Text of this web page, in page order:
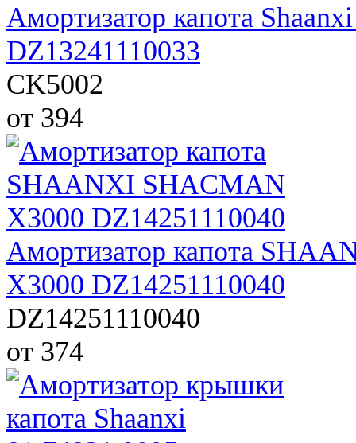
Амортизатор капота
DZ13241110033
CK5002
от 394
Амортизатор капота
X3000 DZ14251110040
DZ14251110040
от 374